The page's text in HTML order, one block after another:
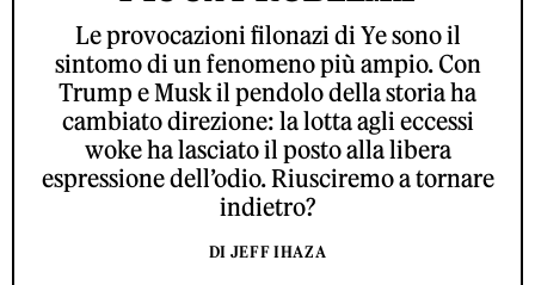
Le provocazioni filonazi di Ye sono il
sintomo di un fenomeno più ampio. Con
Trump e Musk il pendolo della storia ha
cambiato direzione: la lotta agli eccessi
woke ha lasciato il posto alla libera
espressione dell’odio. Riusciremo a tornare
indietro?
DI JEFF IHAZA